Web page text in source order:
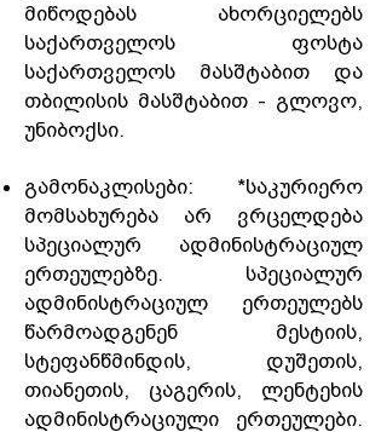
მიწოდებას ახორციელებს
საქართველოს ფოსტა
საქართველოს მასშტაბით და
თბილისის მასშტაბით - გლოვო,
უნიბოქსი.
გამონაკლისები: *საკურიერო
მომსახურება არ ვრცელდება
სპეციალურ ადმინისტრაციულ
ერთეულებზე. სპეციალურ
ადმინისტრაციულ ერთეულებს
წარმოადგენენ მესტიის,
სტეფანწმინდის, დუშეთის,
თიანეთის, ცაგერის, ლენტეხის
ადმინისტრაციული ერთეულები.